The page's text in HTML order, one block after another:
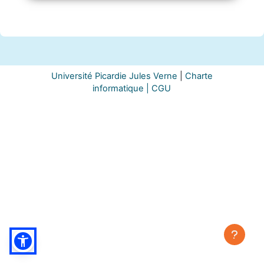
Université Picardie Jules Verne
Charte
informatique |
CGU